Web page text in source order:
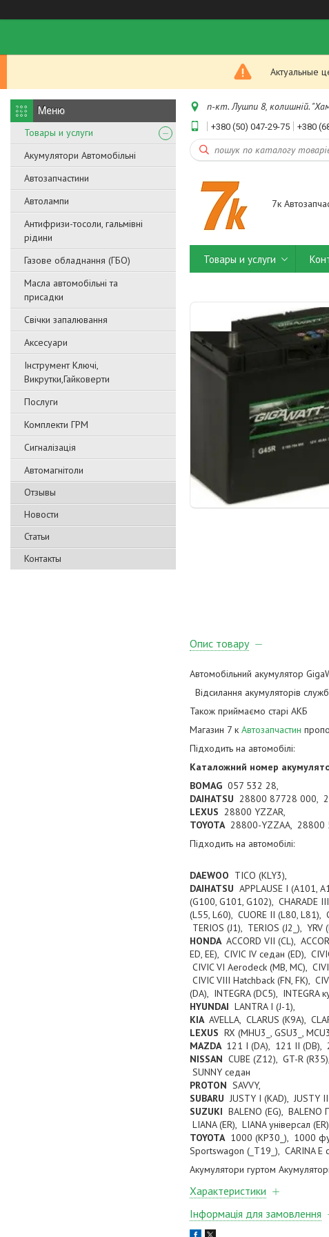
Актуальные
Товары и услуги
Акумулятори Автомобільні
Автозапчастини
Автолампи
Антифризи-тосоли, гальмівні
рідини
Газове обладнання (ГБО)
Масла автомобільні та
присадки
Свічки запалювання
Аксесуари
Інструмент Ключі,
Викрутки,Гайковерти
Послуги
Комплекти ГРМ
Сигналізація
Автомагнітоли
Отзывы
Новости
Статьи
Контакты
п-кт. Лушпи 8, колишній.
+380 (50) 047-29-75 +380
7к
Товары и услуги
Опис товару
Автомобільний акумулятор
Відсилання акумуляторів
Також приймаємо старі АКБ
Магазин 7 к Автозапчастин
Підходить на автомобілі:
Каталожний номер
BOMAG 057 532 28,
DAIHATSU 28800 87728 000,
LEXUS 28800 YZZAR,
TOYOTA28800-YZZAA, 28800
Підходить на автомобілі:
DAEWOO TICO (KLY3),
DAIHATSU APPLAUSE I (A101,
(G100, G101, G102), CHARADE
(L55, L60), CUORE II (L80, L81),
TERIOS (J1), TERIOS (J2_), YRV
HONDA ACCORD VII (CL),
ED, EE), CIVIC IV седан (ED),
CIVIC VI Aerodeck (MB, MC),
CIVIC VIII Hatchback (FN, FK),
(DA), INTEGRA (DC5), INTEGRA
HYUNDAI LANTRA I (J-1),
KIA AVELLA, CLARUS (K9A),
LEXUS RX (MHU3_, GSU3_,
MAZDA 121 I (DA), 121 II (DB),
NISSAN CUBE (Z12), GT-R
SUNNY седан
PROTON SAVVY,
SUBARU JUSTY I (KAD), JUSTY
SUZUKI BALENO (EG), BALENO
LIANA (ER), LIANA універсал
TOYOTA1000 (KP30_), 1000
Sportswagon (_T19_), CARINA E
Акумулятори гуртом
Характеристики
Інформація для замовлення